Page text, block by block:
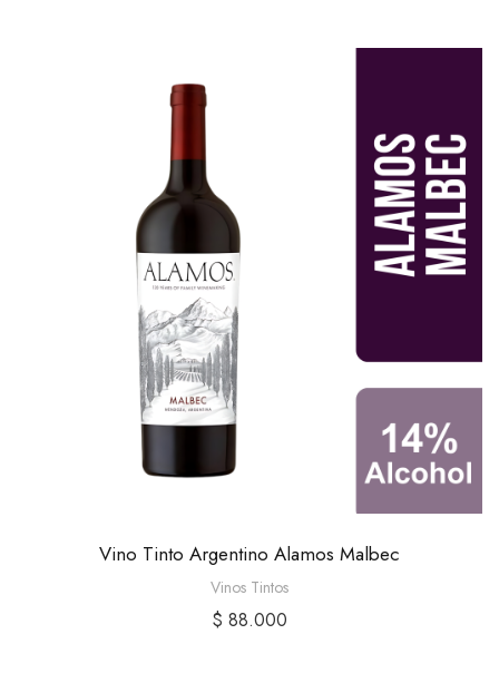
Vino Tinto Argentino Alamos Malbec
Vinos Tintos
$ 88.000